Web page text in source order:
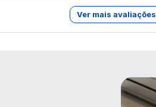
Ver mais avaliações